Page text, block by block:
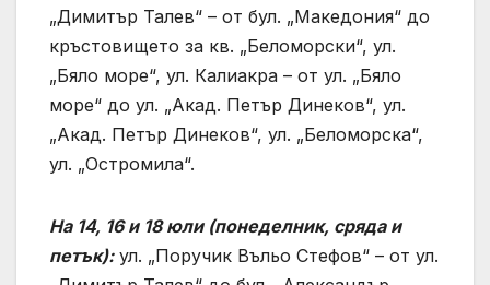
„Димитър Талев“ – от бул. „Македония“ до
кръстовището за кв. „Беломорски“, ул.
„Бяло море“, ул. Калиакра – от ул. „Бяло
море“ до ул. „Акад. Петър Динеков“, ул.
„Акад. Петър Динеков“, ул. „Беломорска“,
ул. „Остромила“.
На 14, 16 и 18 юли (понеделник, сряда и
петък):ул. „Поручик Въльо Стефов“ – от ул.